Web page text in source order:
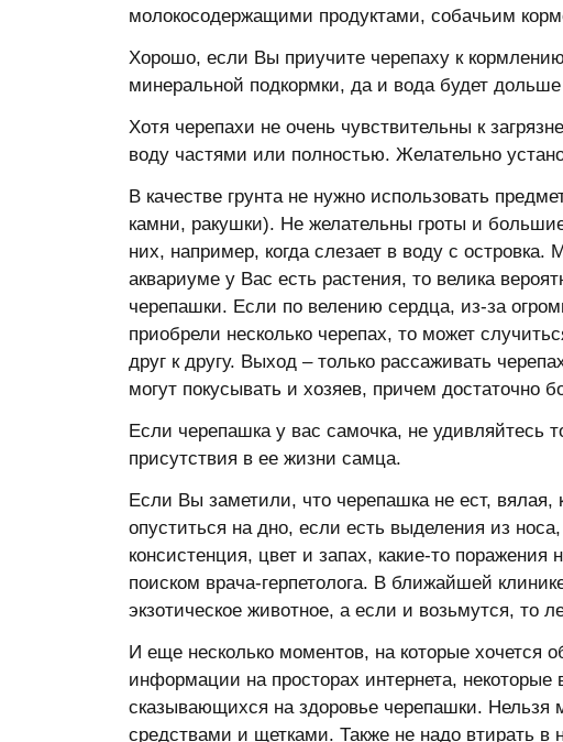
молокосодержащими продуктами, собачьим
Хорошо, если Вы приучите черепаху к
минеральной подкормки, да и вода будет дольше
Хотя черепахи не очень чувствительны к
воду частями или полностью. Желательно
В качестве грунта не нужно использовать
камни, ракушки). Не желательны гроты и
них, например, когда слезает в воду с
аквариуме у Вас есть растения, то велика
черепашки. Если по велению сердца, из-за
приобрели несколько черепах, то может
друг к другу. Выход – только рассаживать
могут покусывать и хозяев, причем достаточно
Если черепашка у вас самочка, не удивляйтесь
присутствия в ее жизни самца.
Если Вы заметили, что черепашка не ест,
опуститься на дно, если есть выделения из
консистенция, цвет и запах, какие-то
поиском врача-герпетолога. В ближайшей
экзотическое животное, а если и возьмутся, то
И еще несколько моментов, на которые хочется
информации на просторах интернета,
сказывающихся на здоровье черепашки.
средствами и щетками. Также не надо втирать в